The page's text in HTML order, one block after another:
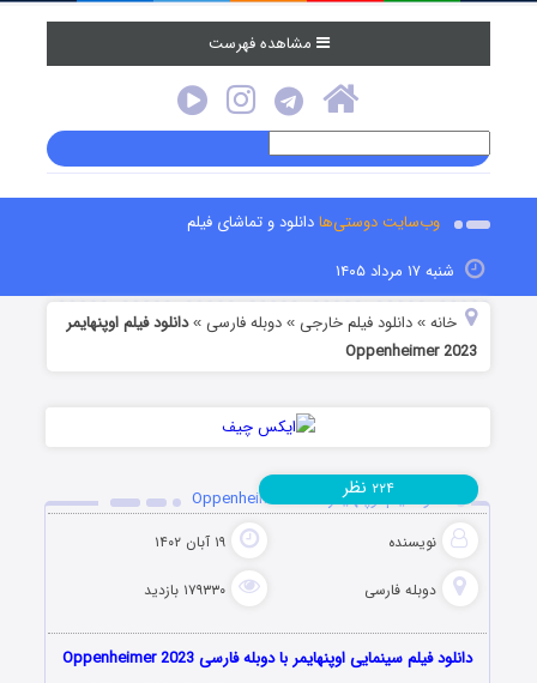
مشاهده فهرست
وب‌سایت دوستی‌هادانلود و تماشای فیلم
شنبه ۱۷ مرداد ۱۴۰۵
خانه »دانلود فیلم خارجی »دوبله فارسی »دانلود فیلم اوپنهایمر
Oppenheimer 2023
دانلود فیلم اوپنهایمر Oppenheimer 2023
نویسنده ۱۹ آبان ۱۴۰۲
دوبله فارسی ۱۷۹۳۳۰ بازدید
۲۲۴ نظر
دانلود فیلم سینمایی اوپنهایمر با دوبله فارسی Oppenheimer 2023